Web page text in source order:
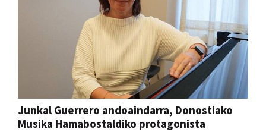
Junkal Guerrero andoaindarra, Donostiako
Musika Hamabostaldiko protagonista